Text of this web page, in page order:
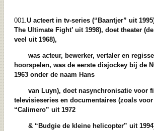
001.U acteert in tv-series (“Baantjer” uit
The Ultimate Fight’ uit 1998), doet theater
veel uit 1968),
was acteur, bewerker, vertaler en
hoorspelen, was de eerste disjockey bij de
1963 onder de naam Hans
van Luyn), doet nasynchronisatie voor
televisieseries en documentaires (zoals
“Calimero” uit 1972
& “Budgie de kleine helicopter” uit